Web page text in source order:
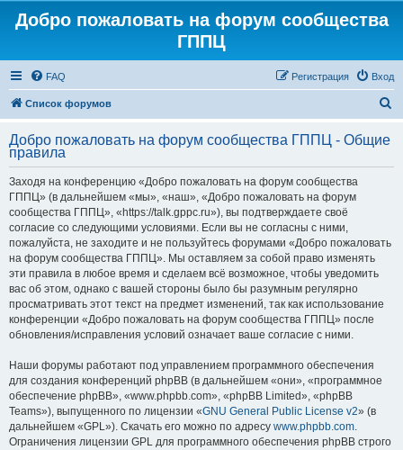
Добро пожаловать на форум сообщества
ГППЦ
FAQ Вход
Регистрация
Список форумов
с
Добро пожаловать на форум сообщества ГППЦ - Общие
правила
Заходя на конференцию «Добро пожаловать на форум сообщества
ГППЦ» (в дальнейшем «мы», «наш», «Добро пожаловать на форум
сообщества ГППЦ», «https://talk.gppc.ru»), вы подтверждаете своё
согласие со следующими условиями. Если вы не согласны с ними,
пожалуйста, не заходите и не пользуйтесь форумами «Добро пожаловать
на форум сообщества ГППЦ». Мы оставляем за собой право изменять
эти правила в любое время и сделаем всё возможное, чтобы уведомить
вас об этом, однако с вашей стороны было бы разумным регулярно
просматривать этот текст на предмет изменений, так как использование
конференции «Добро пожаловать на форум сообщества ГППЦ» после
обновления/исправления условий означает ваше согласие с ними.
Наши форумы работают под управлением программного обеспечения
для создания конференций phpBB (в дальнейшем «они», «программное
обеспечение phpBB», «www.phpbb.com», «phpBB Limited», «phpBB
Teams»), выпущенного по лицензии «GNU General Public License v2» (в
дальнейшем «GPL»). Скачать его можно по адресу www.phpbb.com.
Ограничения лицензии GPL для программного обеспечения phpBB строго